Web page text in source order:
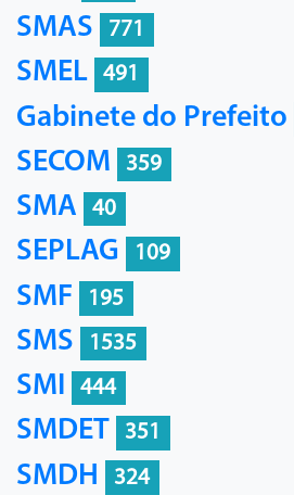
SMAS 771
SMEL 491
Gabinete do Prefeito
SECOM 359
SMA 40
SEPLAG 109
SMF 195
SMS 1535
SMI 444
SMDET 351
SMDH 324